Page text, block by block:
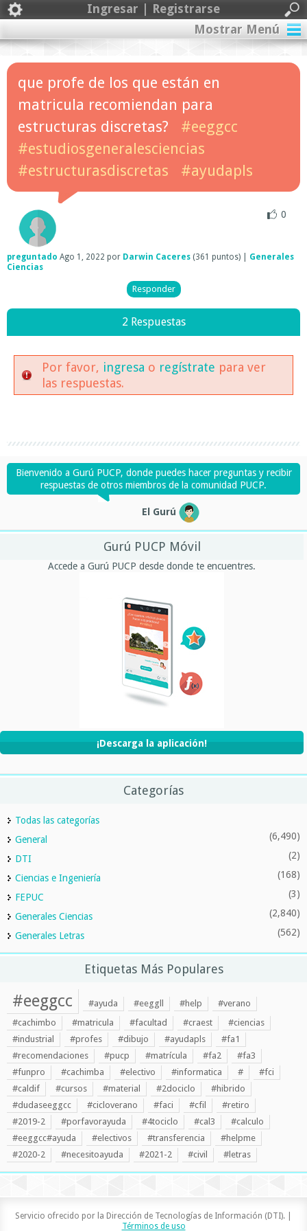
Ingresar | Registrarse
Mostrar Menú
que profe de los que están en
matricula recomiendan para
estructuras discretas?
#eeggcc
#estudiosgeneralesciencias
#estructurasdiscretas
#ayudapls
0
preguntado Ago 1, 2022 por Darwin Caceres (361 puntos)
Generales
Ciencias
2 Respuestas
Por favor, ingresa o regístrate para ver
las respuestas.
Bienvenido a Gurú PUCP, donde puedes hacer preguntas y recibir
respuestas de otros miembros de la comunidad PUCP.
El Gurú
Gurú PUCP Móvil
Accede a Gurú PUCP desde donde te encuentres.
¡Descarga la aplicación!
Categorías
Todas las categorías
General
(6,490)
DTI (2)
Ciencias e Ingeniería (168)
FEPUC (3)
Generales Ciencias (2,840)
Generales Letras (562)
Etiquetas Más Populares
#eeggcc #ayuda #eeggll #help
#verano
#cachimbo
#matricula #facultad #craest
#ciencias
#industrial
#profes #dibujo #ayudapls
#fa1
#recomendaciones
#pucp #matrícula #fa2
#fa3
#funpro
#cachimba #electivo #informatica #
#fci
#caldif
#cursos #material #2dociclo
#hibrido
#dudaseeggcc
#cicloverano #faci #cfil
#retiro
#2019-2
#porfavorayuda #4tociclo #cal3
#calculo
#eeggcc#ayuda
#electivos #transferencia
#helpme
#2020-2
#necesitoayuda #2021-2 #civil #letras
Servicio ofrecido por la Dirección de Tecnologías de Información (DTI). |
Términos de uso